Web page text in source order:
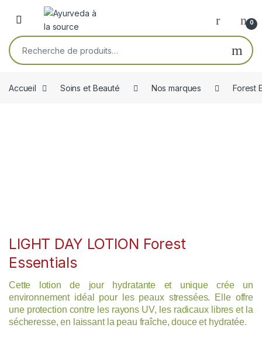
Skip to navigation
Skip to content
Open 0
Recherche pour :
Accueil Soins et Beauté Nos marques Forest
LIGHT DAY LOTION Forest
Essentials
Cette lotion de jour hydratante et unique crée un
environnement idéal pour les peaux stressées. Elle offre
une protection contre les rayons UV, les radicaux libres et la
sécheresse, en laissant la peau fraîche, douce et hydratée.